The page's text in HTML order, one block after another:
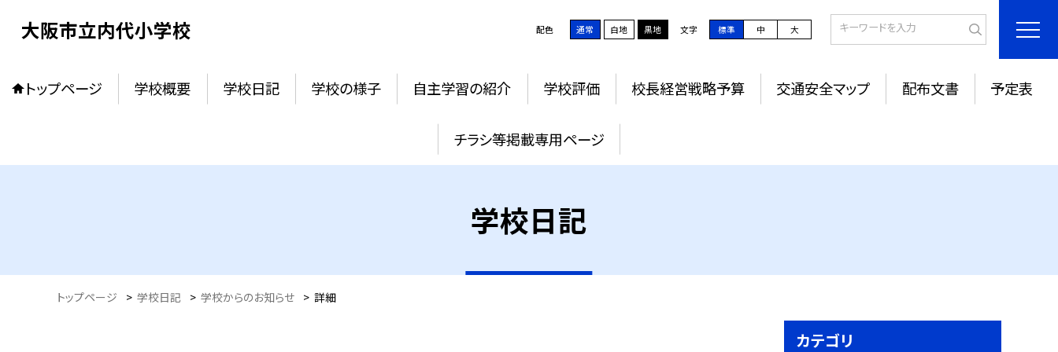
大阪市立内代小学校 配色 通常 白地 黒地 文字 標準 中 大
トップページ 学校概要 学校日記 学校の様子 自主学習の紹介 学校評価 校長経営戦略予算 交通安全マップ 配布文書 予定表
チラシ等掲載専用ページ
学校日記
トップページ > 学校日記 > 学校からのお知らせ > 詳細
カテゴリ